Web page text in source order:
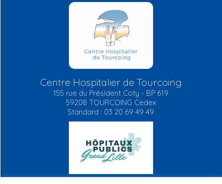
Centre Hospitalier de Tourcoing
155 rue du Président Coty - BP 619
59208 TOURCOING Cedex
Standard : 03 20 69 49 49